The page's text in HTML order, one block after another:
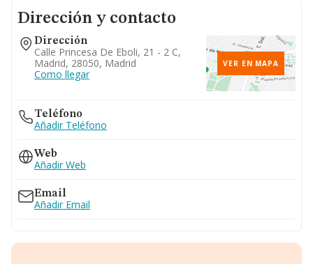
Dirección y contacto
Dirección
Calle Princesa De Eboli, 21 - 2 C,
Madrid, 28050, Madrid
Como llegar
VER EN MAPA
Teléfono
Añadir Teléfono
Web
Añadir Web
Email
Añadir Email